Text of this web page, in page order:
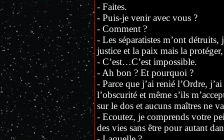
- Faites.
- Puis-je venir avec vous ?
- Comment ?
- Les séparatistes m’ont
justice et la paix mais la
- C’est…C’est impossible.
- Ah bon ? Et pourquoi ?
- Parce que j’ai renié l’Ordre,
l’obscurité et même s’ils
sur le dos et aucuns maîtres ne
- Ecoutez, je comprends votre
des vies sans être pour autant